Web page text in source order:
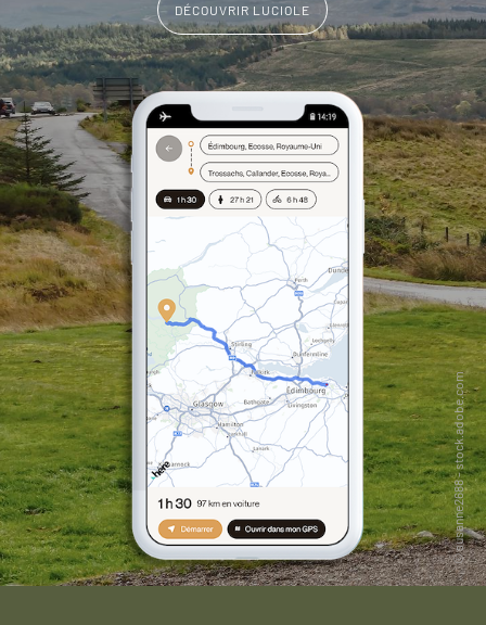
DÉCOUVRIR LUCIOLE